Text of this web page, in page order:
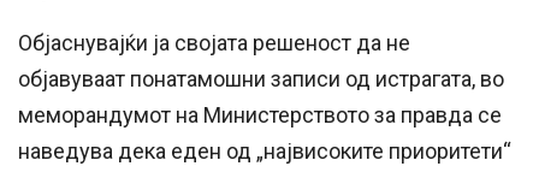
Објаснувајќи ја својата решеност да не
објавуваат понатамошни записи од истрагата, во
меморандумот на Министерството за правда се
наведува дека еден од „највисоките приоритети“